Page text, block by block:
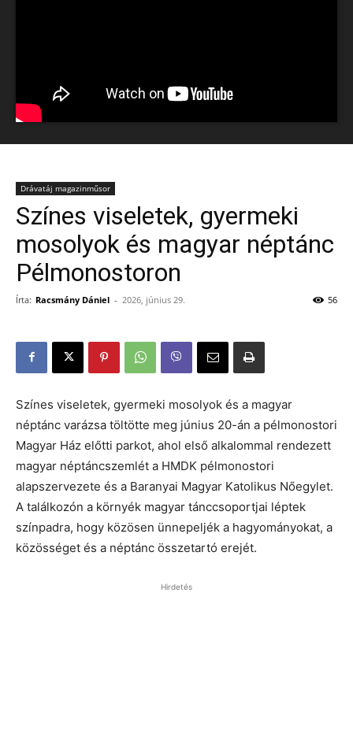
Drávatáj magazinműsor
Színes viseletek, gyermeki
mosolyok és magyar néptánc
Pélmonostoron
Írta: Racsmány Dániel - 2026, június 29. 56
Színes viseletek, gyermeki mosolyok és a magyar
néptánc varázsa töltötte meg június 20-án a pélmonostori
Magyar Ház előtti parkot, ahol első alkalommal rendezett
magyar néptáncszemlét a HMDK pélmonostori
alapszervezete és a Baranyai Magyar Katolikus Nőegylet.
A találkozón a környék magyar tánccsoportjai léptek
színpadra, hogy közösen ünnepeljék a hagyományokat, a
közösséget és a néptánc összetartó erejét.
Hirdetés